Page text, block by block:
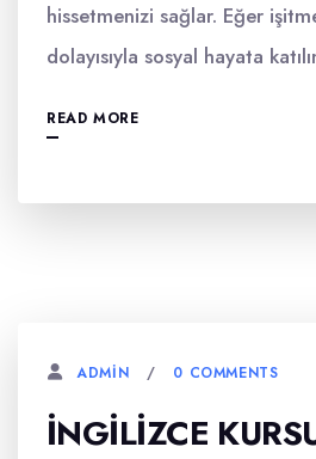
hissetmenizi sağlar. Eğer
dolayısıyla sosyal hayata
READ MORE
ADMIN 0 COMMENTS
İNGILIZCE